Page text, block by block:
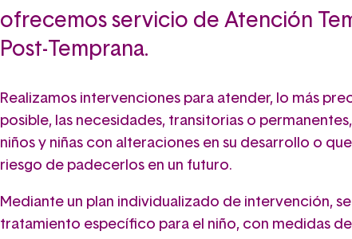
ofrecemos servicio de Atención
Post-Temprana.
Realizamos intervenciones para atender, lo más
posible, las necesidades, transitorias o
niños y niñas con alteraciones en su desarrollo o
riesgo de padecerlos en un futuro.
Mediante un plan individualizado de intervención, se
tratamiento específico para el niño, con medidas